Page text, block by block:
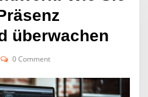
überwachen
0 Comment